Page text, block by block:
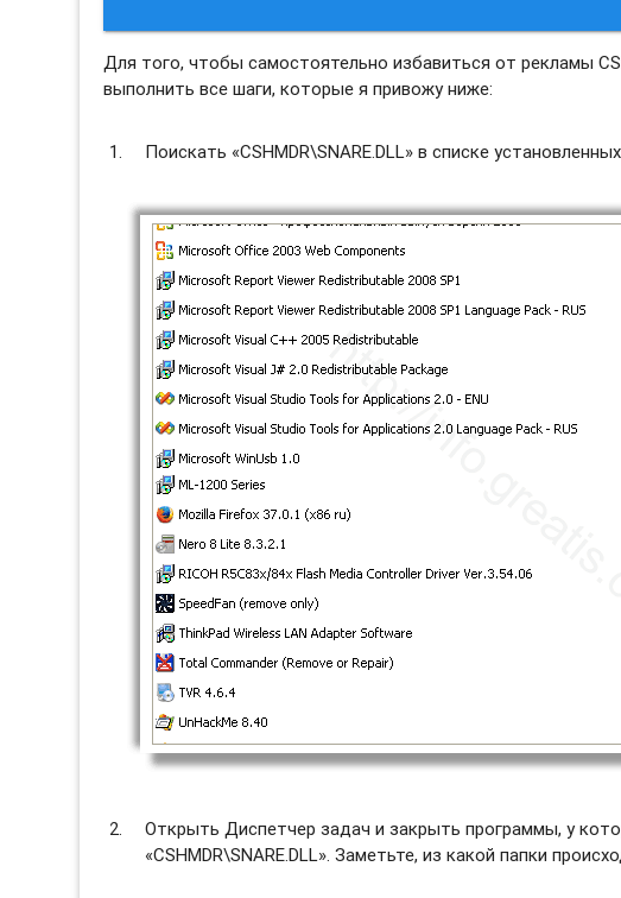
Для того, чтобы самостоятельно избавиться от рекламы
выполнить все шаги, которые я привожу ниже:
Поискать «CSHMDR\SNARE.DLL» в списке
Открыть Диспетчер задач и закрыть программы, у
«CSHMDR\SNARE.DLL». Заметьте, из какой папки